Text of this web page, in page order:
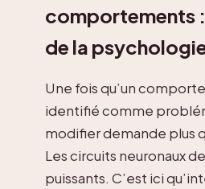
comportements
de la
Une fois qu’un
identifié comme
modifier demande plus
Les circuits neuronaux
puissants. C’est ici